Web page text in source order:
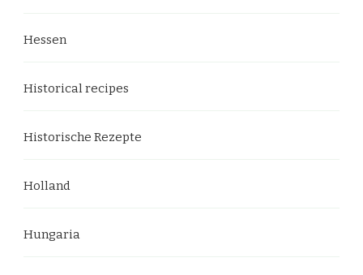
Hessen
Historical recipes
Historische Rezepte
Holland
Hungaria